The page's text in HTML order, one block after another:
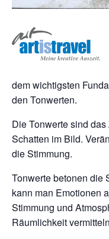
dem wichtigsten
den Tonwerten.
Die Tonwerte sind
Schatten im Bild.
die Stimmung.
Tonwerte betonen die
kann man Emotionen
Stimmung und
Räumlichkeit